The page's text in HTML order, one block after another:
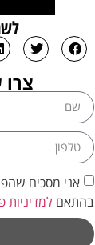
אני מסכים
בהתאם למדיניות